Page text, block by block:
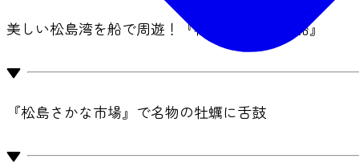
美しい松島湾を船で周遊！『松島島巡り観光船』
▼
『松島さかな市場』で名物の牡蠣に舌鼓
▼